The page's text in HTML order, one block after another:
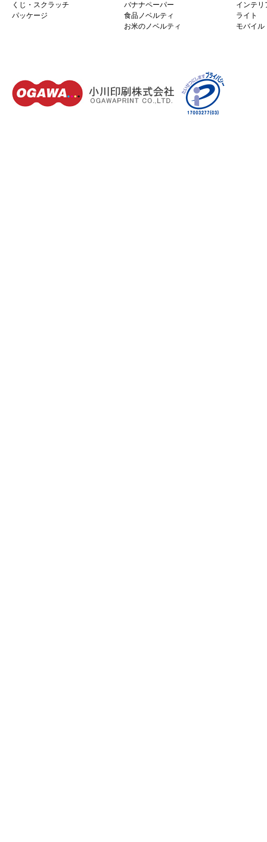
くじ・スクラッチ
パッケージ
バナナペーパー
食品ノベルティ
お米のノベルティ
インテリ
ライト
モバイル